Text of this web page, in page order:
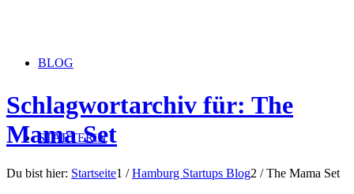
BLOG
STARTERiN
Schlagwortarchiv für: The
Mama Set
Du bist hier: Startseite1 / Hamburg Startups Blog2 / The Mama Set